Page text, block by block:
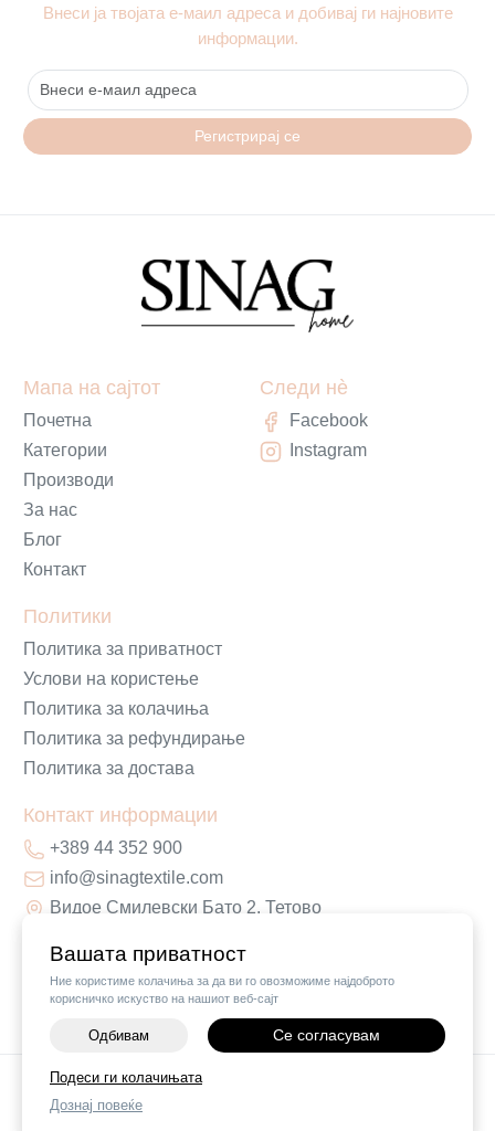
Вашата приватност
Ние користиме колачиња за да ви го овозможиме најдоброто
корисничко искуство на нашиот веб-сајт
Одбивам Се согласувам
Подеси ги колачињата
Дознај повеќе
+
Внеси ја твојата е-маил адреса и добивај ги најновите
информации.
Регистрирај се
Мапа на сајтот
Почетна
Категории
Производи
За нас
Блог
Контакт
Политики
Политика за приватност
Услови на користење
Политика за колачиња
Политика за рефундирање
Политика за достава
Контакт информации
+389 44 352 900
info@sinagtextile.com
Видое Смилевски Бато 2, Тетово
Следи нè
Facebook
Instagram
©2026Vendor x
Поставки за колачиња